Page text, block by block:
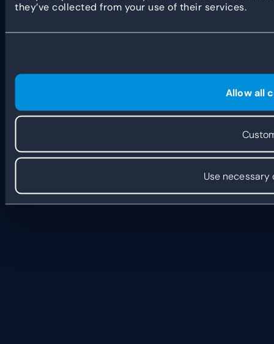
they’ve collected from your use of their services.
Allow all
Use necessary